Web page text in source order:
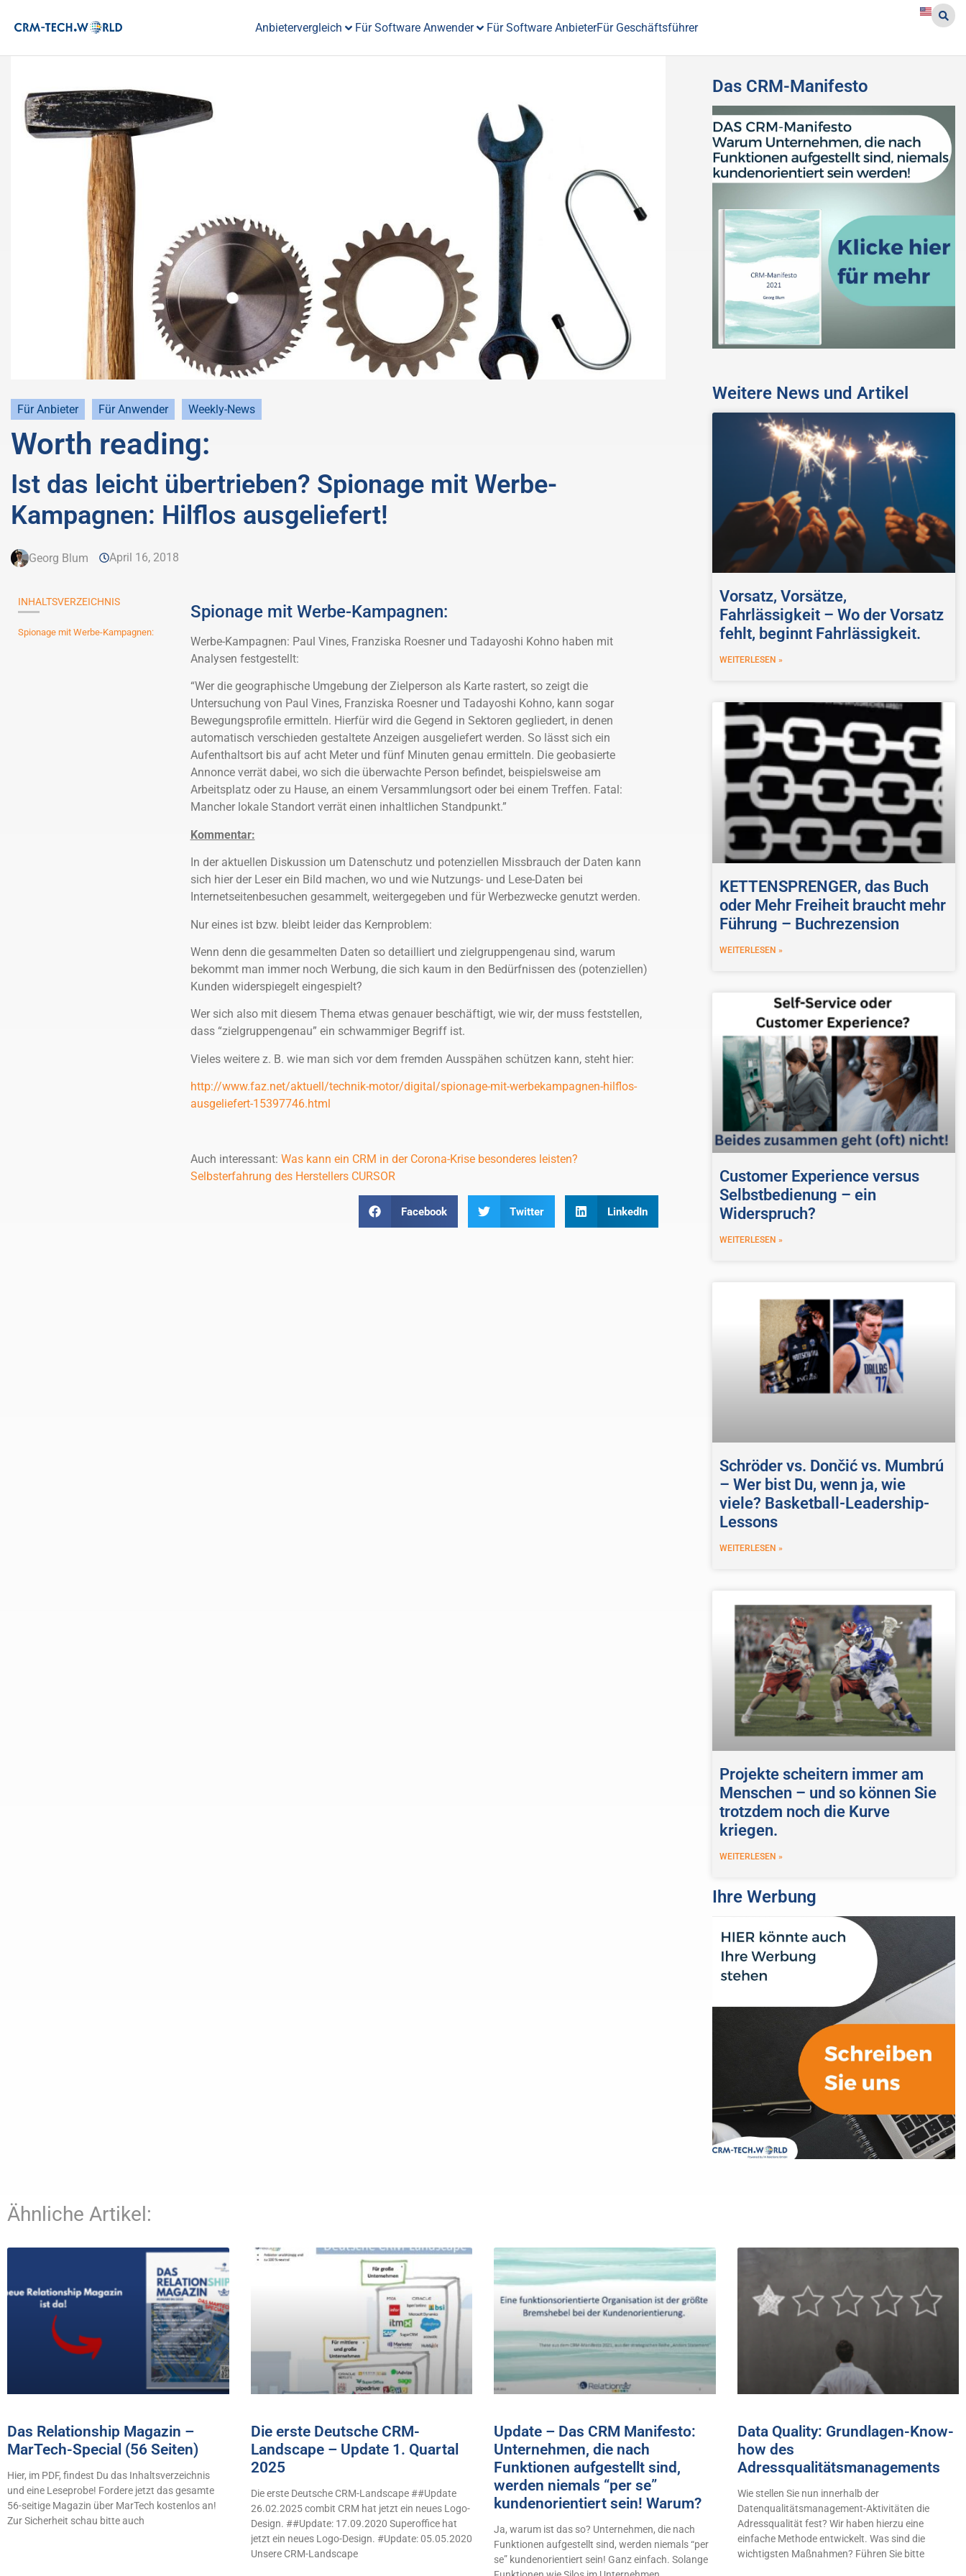
Anbietervergleich Für Software Anwender Für Software AnbieterFür Geschäftsführer
Für Anbieter Für Anwender Weekly-News
Worth reading:
Ist das leicht übertrieben? Spionage mit Werbe-
Kampagnen: Hilflos ausgeliefert!
Georg Blum April 16, 2018
INHALTSVERZEICHNIS
Spionage mit Werbe-Kampagnen:
Spionage mit Werbe-Kampagnen:
Werbe-Kampagnen: Paul Vines, Franziska Roesner und Tadayoshi Kohno haben mit
Analysen festgestellt:
“Wer die geographische Umgebung der Zielperson als Karte rastert, so zeigt die
Untersuchung von Paul Vines, Franziska Roesner und Tadayoshi Kohno, kann sogar
Bewegungsprofile ermitteln. Hierfür wird die Gegend in Sektoren gegliedert, in denen
automatisch verschieden gestaltete Anzeigen ausgeliefert werden. So lässt sich ein
Aufenthaltsort bis auf acht Meter und fünf Minuten genau ermitteln. Die geobasierte
Annonce verrät dabei, wo sich die überwachte Person befindet, beispielsweise am
Arbeitsplatz oder zu Hause, an einem Versammlungsort oder bei einem Treffen. Fatal:
Mancher lokale Standort verrät einen inhaltlichen Standpunkt.”
Kommentar:
In der aktuellen Diskussion um Datenschutz und potenziellen Missbrauch der Daten kann
sich hier der Leser ein Bild machen, wo und wie Nutzungs- und Lese-Daten bei
Internetseitenbesuchen gesammelt, weitergegeben und für Werbezwecke genutzt werden.
Nur eines ist bzw. bleibt leider das Kernproblem:
Wenn denn die gesammelten Daten so detailliert und zielgruppengenau sind, warum
bekommt man immer noch Werbung, die sich kaum in den Bedürfnissen des (potenziellen)
Kunden widerspiegelt eingespielt?
Wer sich also mit diesem Thema etwas genauer beschäftigt, wie wir, der muss feststellen,
dass “zielgruppengenau” ein schwammiger Begriff ist.
Vieles weitere z. B. wie man sich vor dem fremden Ausspähen schützen kann, steht hier:
http://www.faz.net/aktuell/technik-motor/digital/spionage-mit-werbekampagnen-hilflos-
ausgeliefert-15397746.html
Auch interessant: Was kann ein CRM in der Corona-Krise besonderes leisten?
Selbsterfahrung des Herstellers CURSOR
Facebook Twitter LinkedIn
Das CRM-Manifesto
Weitere News und Artikel
Vorsatz, Vorsätze,
Fahrlässigkeit – Wo der Vorsatz
fehlt, beginnt Fahrlässigkeit.
WEITERLESEN »
KETTENSPRENGER, das Buch
oder Mehr Freiheit braucht mehr
Führung – Buchrezension
WEITERLESEN »
Customer Experience versus
Selbstbedienung – ein
Widerspruch?
WEITERLESEN »
Schröder vs. Dončić vs. Mumbrú
– Wer bist Du, wenn ja, wie
viele? Basketball-Leadership-
Lessons
WEITERLESEN »
Projekte scheitern immer am
Menschen – und so können Sie
trotzdem noch die Kurve
kriegen.
WEITERLESEN »
Ihre Werbung
Ähnliche Artikel:
Das Relationship Magazin –
MarTech-Special (56 Seiten)
Hier, im PDF, findest Du das Inhaltsverzeichnis
und eine Leseprobe! Fordere jetzt das gesamte
56-seitige Magazin über MarTech kostenlos an!
Zur Sicherheit schau bitte auch
Die erste Deutsche CRM-
Landscape – Update 1. Quartal
2025
Die erste Deutsche CRM-Landscape ##Update
26.02.2025 combit CRM hat jetzt ein neues Logo-
Design. ##Update: 17.09.2020 Superoffice hat
jetzt ein neues Logo-Design. #Update: 05.05.2020
Unsere CRM-Landscape
Update – Das CRM Manifesto:
Unternehmen, die nach
Funktionen aufgestellt sind,
werden niemals “per se”
kundenorientiert sein! Warum?
Ja, warum ist das so? Unternehmen, die nach
Funktionen aufgestellt sind, werden niemals “per
se” kundenorientiert sein! Ganz einfach. Solange
Data Quality: Grundlagen-Know-
how des
Adressqualitätsmanagements
Wie stellen Sie nun innerhalb der
Datenqualitätsmanagement-Aktivitäten die
Adressqualität fest? Wir haben hierzu eine
einfache Methode entwickelt. Was sind die
wichtigsten Maßnahmen? Führen Sie bitte